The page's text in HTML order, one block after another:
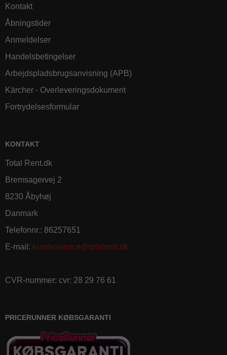
Kontakt
Åbningstider
Anmeldelser
Handelsbetingelser
Arbejdspladsbrugsanvisning (APB)
Kärcher - Overleveringsdokument
Fortrydelsesformular
KONTAKT
Total Rent.dk
Bremsagervej 2
8230 Åbyhøj
Danmark
Telefonnr.: 86257651
E-mail : kundeservice@totalrent.dk
CVR-nummer: cvr: 28 29 76 61
PRICERUNNER KØBSGARANTI